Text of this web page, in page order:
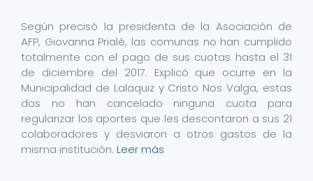
Según precisó la presidenta de la Asociación de
AFP, Giovanna Prialé, las comunas no han cumplido
totalmente con el pago de sus cuotas hasta el 31
de diciembre del 2017. Explicó que ocurre en la
Municipalidad de Lalaquiz y Cristo Nos Valga, estas
dos no han cancelado ninguna cuota para
regularizar los aportes que les descontaron a sus 21
colaboradores y desviaron a otros gastos de la
misma institución. Leer más